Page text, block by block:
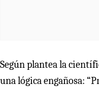
Según plantea la
una lógica engañosa: